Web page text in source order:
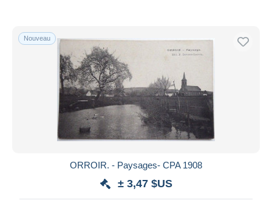
Nouveau
ORROIR. - Paysages- CPA 1908
± 3,47 $US